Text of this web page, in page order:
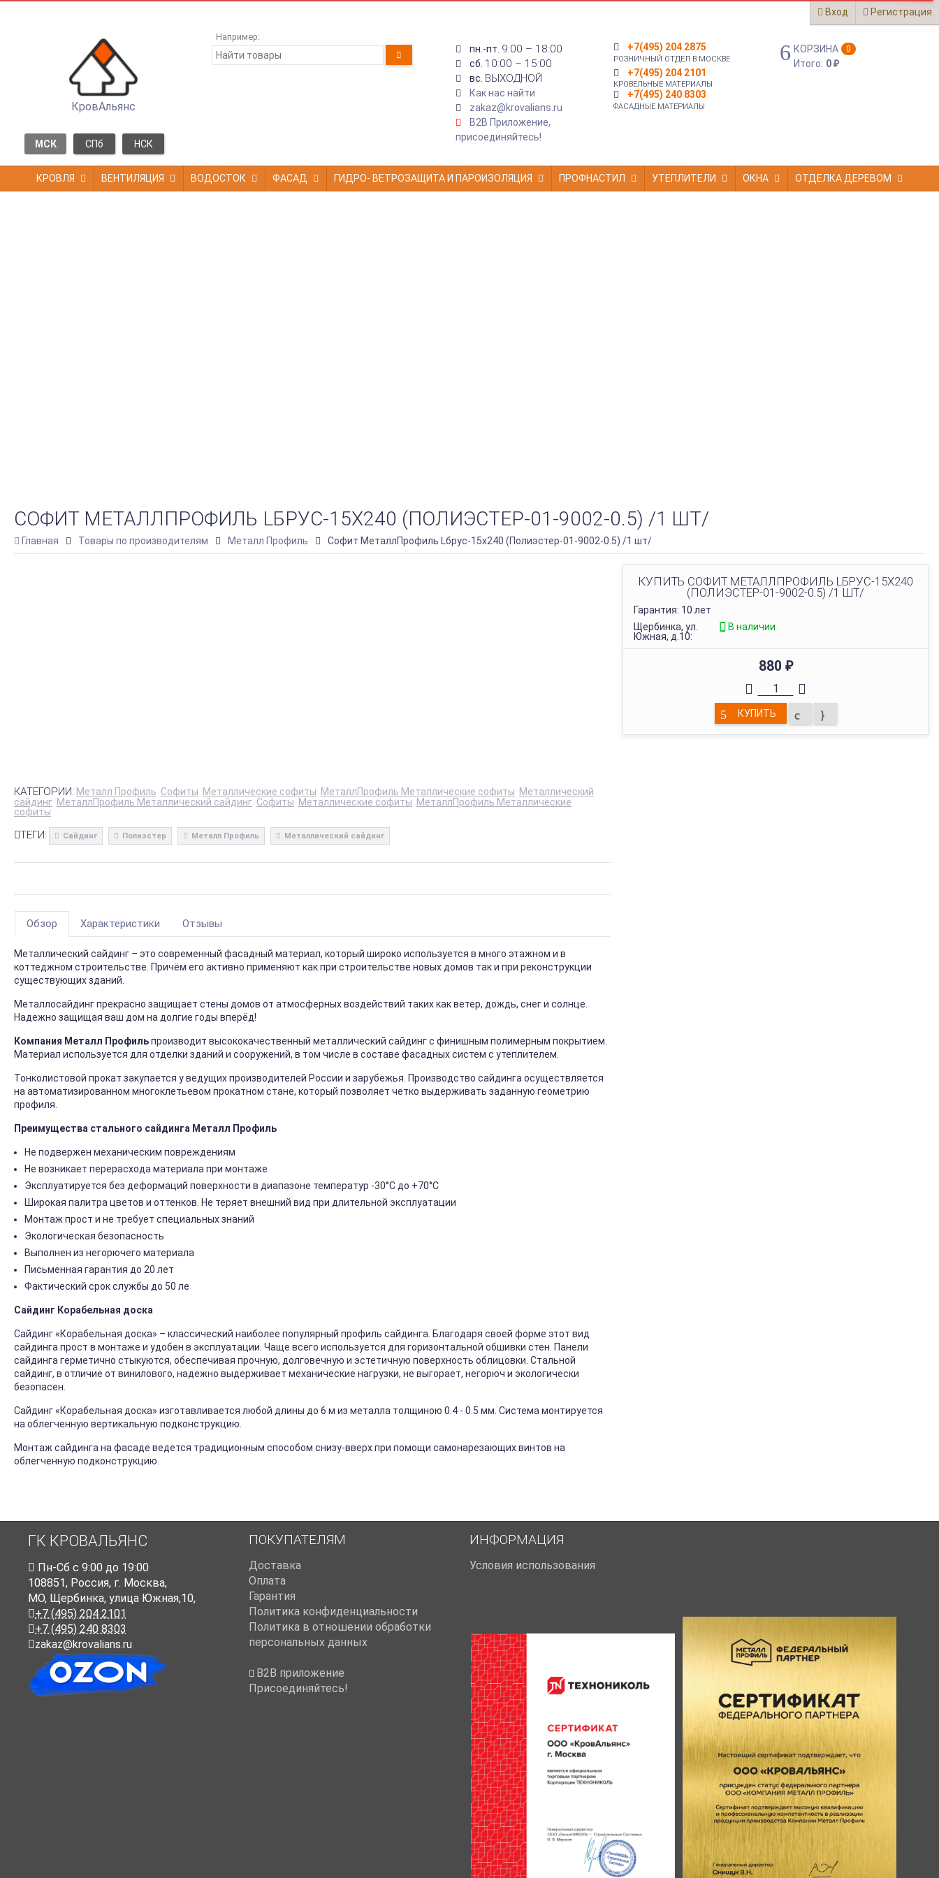
Вход Регистрация
КровАльянс
МСК СПб НСК
Например:
пн.-пт. 9:00 – 18:00
сб. 10:00 – 15:00
вс. ВЫХОДНОЙ
Как нас найти
zakaz@krovalians.ru
B2B Приложение,
присоединяйтесь!
+7(495) 204 2875
РОЗНИЧНЫЙ ОТДЕЛ В МОСКВЕ
+7(495) 204 2101
КРОВЕЛЬНЫЕ МАТЕРИАЛЫ
+7(495) 240 8303
ФАСАДНЫЕ МАТЕРИАЛЫ
КОРЗИНА 0
Итого: 0₽
КРОВЛЯ ВЕНТИЛЯЦИЯ ВОДОСТОК ФАСАД ГИДРО- ВЕТРОЗАЩИТА И ПАРОИЗОЛЯЦИЯ ПРОФНАСТИЛ УТЕПЛИТЕЛИ ОКНА ОТДЕЛКА ДЕРЕВОМ
СОФИТ МЕТАЛЛПРОФИЛЬ LБРУС-15Х240 (ПОЛИЭСТЕР-01-9002-0.5) /1 ШТ/
Главная Товары по производителям Металл Профиль Софит МеталлПрофиль Lбрус-15х240 (Полиэстер-01-9002-0.5) /1 шт/
КУПИТЬ СОФИТ МЕТАЛЛПРОФИЛЬ LБРУС-15Х240
(ПОЛИЭСТЕР-01-9002-0.5) /1 ШТ/
Гарантия: 10 лет
Щербинка, ул.
Южная, д.10:
В наличии
880 ₽
КУПИТЬ
КАТЕГОРИИ: Металл Профиль Софиты Металлические софиты МеталлПрофиль Металлические софиты Металлический
сайдинг МеталлПрофиль Металлический сайдинг Софиты Металлические софиты МеталлПрофиль Металлические
софиты
ТЕГИ: Сайдинг Полиэстер Металл Профиль Металлический сайдинг
Обзор Характеристики Отзывы
Металлический сайдинг – это современный фасадный материал, который широко используется в много этажном и в
коттеджном строительстве. Причём его активно применяют как при строительстве новых домов так и при реконструкции
существующих зданий.
Металлосайдинг прекрасно защищает стены домов от атмосферных воздействий таких как ветер, дождь, снег и солнце.
Надежно защищая ваш дом на долгие годы вперёд!
Компания Металл Профильпроизводит высококачественный металлический сайдинг с финишным полимерным покрытием.
Материал используется для отделки зданий и сооружений, в том числе в составе фасадных систем с утеплителем.
Тонколистовой прокат закупается у ведущих производителей России и зарубежья. Производство сайдинга осуществляется
на автоматизированном многоклетьевом прокатном стане, который позволяет четко выдерживать заданную геометрию
профиля.
Преимущества стального сайдинга Металл Профиль
Не подвержен механическим повреждениям
Не возникает перерасхода материала при монтаже
Эксплуатируется без деформаций поверхности в диапазоне температур -30°C до +70°C
Широкая палитра цветов и оттенков. Не теряет внешний вид при длительной эксплуатации
Монтаж прост и не требует специальных знаний
Экологическая безопасность
Выполнен из негорючего материала
Письменная гарантия до 20 лет
Фактический срок службы до 50 ле
Сайдинг Корабельная доска
Сайдинг «Корабельная доска» – классический наиболее популярный профиль сайдинга. Благодаря своей форме этот вид
сайдинга прост в монтаже и удобен в эксплуатации. Чаще всего используется для горизонтальной обшивки стен. Панели
сайдинга герметично стыкуются, обеспечивая прочную, долговечную и эстетичную поверхность облицовки. Стальной
сайдинг, в отличие от винилового, надежно выдерживает механические нагрузки, не выгорает, негорюч и экологически
безопасен.
Сайдинг «Корабельная доска» изготавливается любой длины до 6 м из металла толщиною 0.4 - 0.5 мм. Система монтируется
на облегченную вертикальную подконструкцию.
Монтаж сайдинга на фасаде ведется традиционным способом снизу-вверх при помощи самонарезающих винтов на
облегченную подконструкцию.
ГК КРОВАЛЬЯНС
Пн-Cб с 9:00 до 19:00
108851, Россия, г. Москва,
МО, Щербинка, улица Южная,10,
+7 (495) 204 2101
+7 (495) 240 8303
zakaz@krovalians.ru
ПОКУПАТЕЛЯМ
Доставка
Оплата
Гарантия
Политика конфиденциальности
Политика в отношении обработки
персональных данных
B2B приложение
Присоединяйтесь!
ИНФОРМАЦИЯ
Условия использования